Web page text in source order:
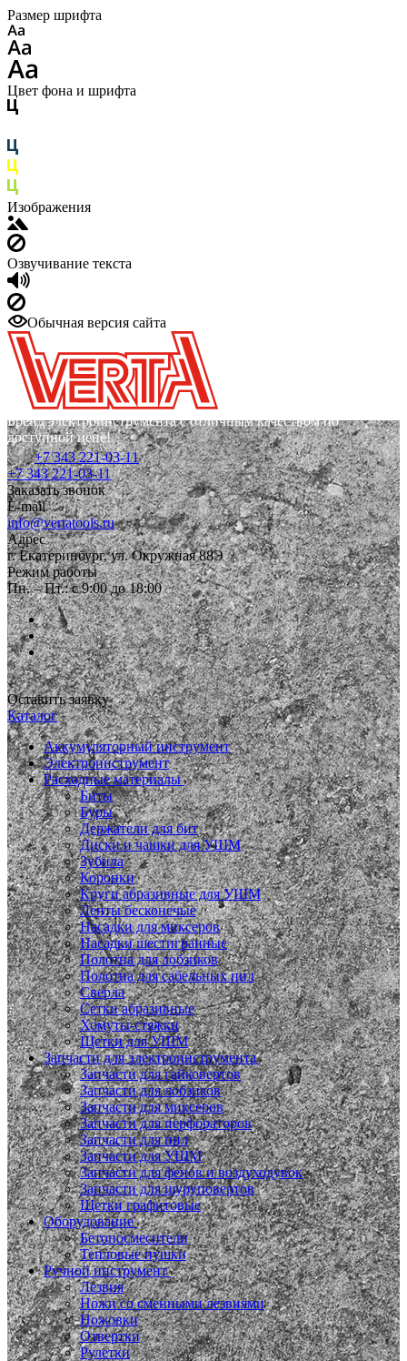
Размер шрифта
Цвет фона и шрифта
Изображения
Озвучивание текста
Обычная версия сайта
Бренд электроинструмента с отличным качеством по
доступной цене!
+7 343 221-03-11
+7 343 221-03-11
Заказать звонок
E-mail
info@vertatools.ru
Адрес
г. Екатеринбург, ул. Окружная 88Э
Режим работы
Пн. – Пт.: с 9:00 до 18:00
Оставить заявку
Каталог
Аккумуляторный инструмент
Электроинструмент
Расходные материалы
Биты
Буры
Держатели для бит
Диски и чашки для УШМ
Зубила
Коронки
Круги абразивные для УШМ
Ленты бесконечые
Насадки для миксеров
Насадки шестигранные
Полотна для лобзиков
Полотна для сабельных пил
Сверла
Сетки абразивные
Хомуты-стяжки
Щетки для УШМ
Запчасти для электроинструмента
Запчасти для гайковертов
Запчасти для лобзиков
Запчасти для миксеров
Запчасти для перфораторов
Запчасти для пил
Запчасти для УШМ
Запчасти для фенов и воздуходувок
Запчасти для шуруповертов
Щетки графитовые
Оборудование
Бетоносмесители
Тепловые пушки
Ручной инструмент
Лезвия
Ножи со сменными лезвиями
Ножовки
Отвертки
Рулетки